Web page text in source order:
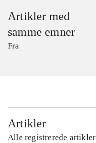
Artikler med
samme emner
Fra
Artikler
Alle registrerede artikler